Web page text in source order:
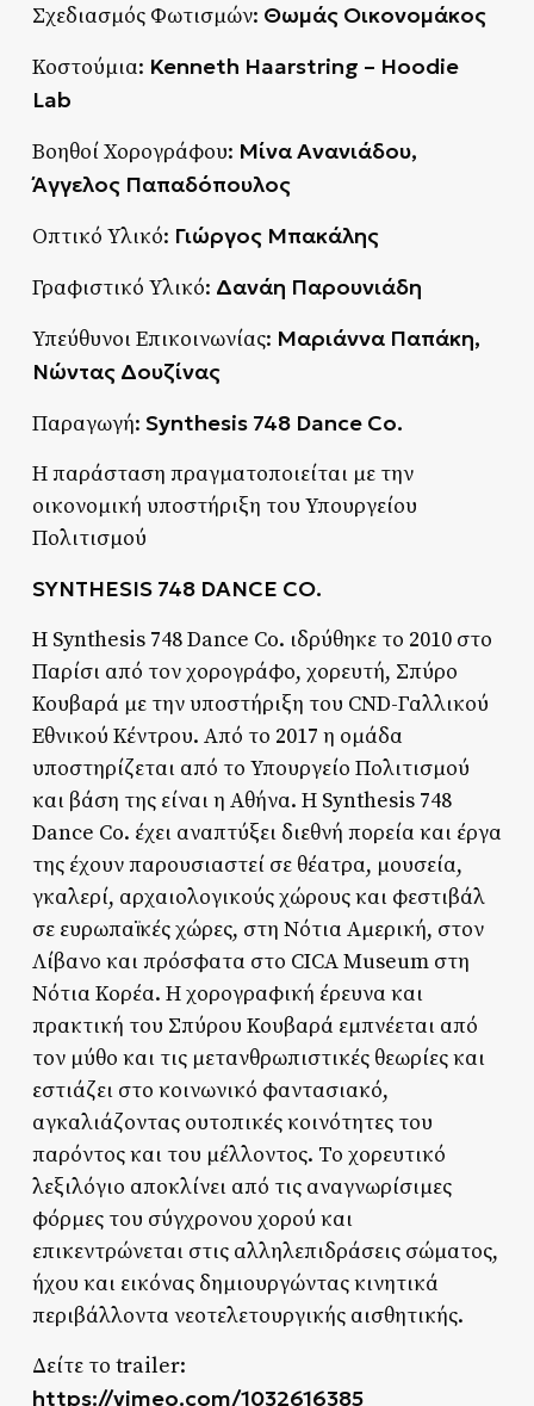
Σχεδιασμός Φωτισμών: Θωμάς Οικονομάκος
Κοστούμια: Kenneth Haarstring – Hoodie
Lab
Βοηθοί Χορογράφου: Μίνα Ανανιάδου,
Άγγελος Παπαδόπουλος
Οπτικό Υλικό: Γιώργος Μπακάλης
Γραφιστικό Υλικό: Δανάη Παρουνιάδη
Υπεύθυνοι Επικοινωνίας: Μαριάννα Παπάκη,
Νώντας Δουζίνας
Παραγωγή: Synthesis 748 Dance Co.
Η παράσταση πραγματοποιείται με την
οικονομική υποστήριξη του Υπουργείου
Πολιτισμού
SYNTHESIS 748 DANCE CO.
H Synthesis 748 Dance Co. ιδρύθηκε το 2010 στο
Παρίσι από τον χορογράφο, χορευτή, Σπύρο
Κουβαρά με την υποστήριξη του CND-Γαλλικού
Εθνικού Κέντρου. Από το 2017 η ομάδα
υποστηρίζεται από το Υπουργείο Πολιτισμού
και βάση της είναι η Αθήνα. Η Synthesis 748
Dance Co. έχει αναπτύξει διεθνή πορεία και έργα
της έχουν παρουσιαστεί σε θέατρα, μουσεία,
γκαλερί, αρχαιολογικούς χώρους και φεστιβάλ
σε ευρωπαϊκές χώρες, στη Νότια Αμερική, στον
Λίβανο και πρόσφατα στο CICA Museum στη
Νότια Κορέα. Η χορογραφική έρευνα και
πρακτική του Σπύρου Κουβαρά εμπνέεται από
τον μύθο και τις μετανθρωπιστικές θεωρίες και
εστιάζει στο κοινωνικό φαντασιακό,
αγκαλιάζοντας ουτοπικές κοινότητες του
παρόντος και του μέλλοντος. Το χορευτικό
λεξιλόγιο αποκλίνει από τις αναγνωρίσιμες
φόρμες του σύγχρονου χορού και
επικεντρώνεται στις αλληλεπιδράσεις σώματος,
ήχου και εικόνας δημιουργώντας κινητικά
περιβάλλοντα νεοτελετουργικής αισθητικής.
Δείτε το trailer:
https://vimeo.com/1032616385